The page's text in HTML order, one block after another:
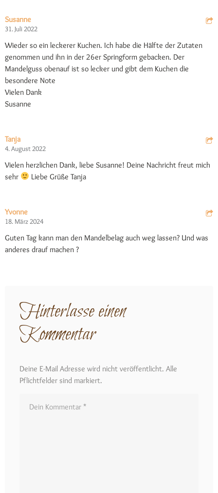
Susanne
31. Juli 2022
Wieder so ein leckerer Kuchen. Ich habe die Hälfte der Zutaten
genommen und ihn in der 26er Springform gebacken. Der
Mandelguss obenauf ist so lecker und gibt dem Kuchen die
besondere Note
Vielen Dank
Susanne
Tanja
4. August 2022
Vielen herzlichen Dank, liebe Susanne! Deine Nachricht freut mich
sehr
Liebe Grüße Tanja
Yvonne
18. März 2024
Guten Tag kann man den Mandelbelag auch weg lassen? Und was
anderes drauf machen ?
Hinterlasse einen
Kommentar
Deine E-Mail Adresse wird nicht veröffentlicht. Alle
Pflichtfelder sind markiert.